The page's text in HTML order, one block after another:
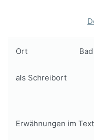
Ort
als Schreibort
Erwähnungen im Text